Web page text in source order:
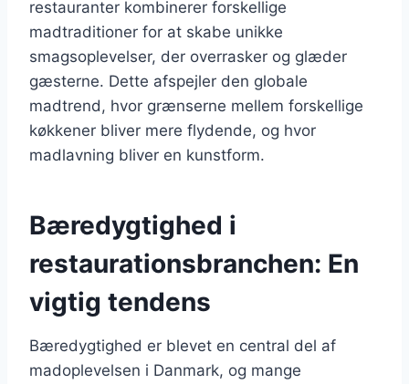
restauranter kombinerer forskellige
madtraditioner for at skabe unikke
smagsoplevelser, der overrasker og glæder
gæsterne. Dette afspejler den globale
madtrend, hvor grænserne mellem forskellige
køkkener bliver mere flydende, og hvor
madlavning bliver en kunstform.
Bæredygtighed i
restaurationsbranchen: En
vigtig tendens
Bæredygtighed er blevet en central del af
madoplevelsen i Danmark, og mange